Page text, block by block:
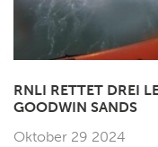
RNLI RETTET DREI
GOODWIN SANDS
Oktober 29 2024